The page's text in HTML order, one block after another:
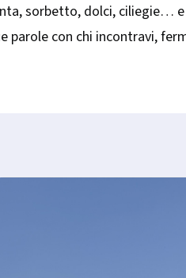
sorbetto, dolci, ciliegie…
con chi incontravi,